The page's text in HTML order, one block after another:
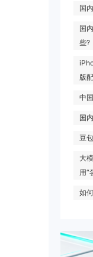
国
国
些?
版
中
国
豆
大
用“
如